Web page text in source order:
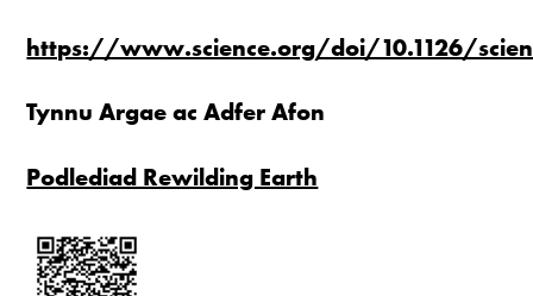
https://www.science.org/doi/10.1126/
Tynnu Argae ac Adfer Afon
Podlediad Rewilding Earth